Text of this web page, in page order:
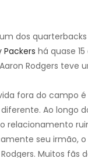
dos quarterbacks
Packers há quase
Rodgers teve
fora do campo
Ao longo
relacionamento
seu irmão,
Muitos fãs